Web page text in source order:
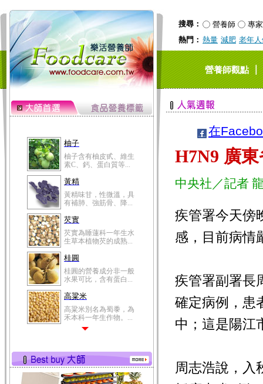
搜尋： 營養師
專家
熱門： 熱量 減肥 老年
營養師觀點｜
柚子
柚子含有柚皮甙、維生
素C、鈣、蛋白質等...
黃精
黃精味甘，性微溫，具
有補肺、強筋骨、降...
芡實
芡實為睡蓮科一年生水
生草本植物芡的成熟...
桂圓
桂圓的營養成分非一般
水果可比，含有蛋白...
高粱米
高粱米別名為蜀黍，為
禾本科一年生作物。...
有蛋白質、脂肪、磷...
鮪魚
在
H7N9 廣
中央社／記者
疾管署今天傍
感，目前病情
疾管署副署長
確定病例，患
中；這是陽江
周志浩說，入